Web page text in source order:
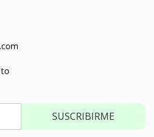
SUSCRIBIRME